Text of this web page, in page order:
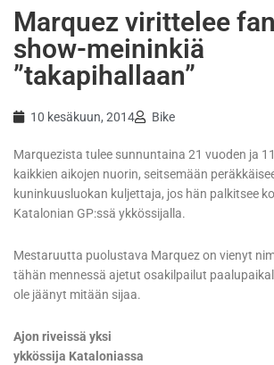
Marquez virittelee
show-meininkiä
”takapihallaan”
10 kesäkuun, 2014 Bike
Marquezista tulee sunnuntaina 21 vuoden ja
kaikkien aikojen nuorin, seitsemään
kuninkuusluokan kuljettaja, jos hän palkitsee
Katalonian GP:ssä ykkössijalla.
Mestaruutta puolustava Marquez on vienyt
tähän mennessä ajetut osakilpailut
ole jäänyt mitään sijaa.
Ajon riveissä yksi
ykkössija Kataloniassa